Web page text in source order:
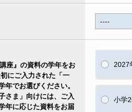
座』の資料の学年をお
にご入力された「一
年でお選びください。
さま」向けには、ご入
年に応じた資料をお届
2027
小学